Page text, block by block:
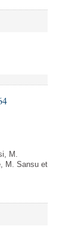
M.
M. Sansu et